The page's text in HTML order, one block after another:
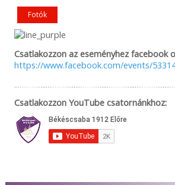
Fotók
Csatlakozzon az eseményhez facebook
https://www.facebook.com/events/
Csatlakozzon YouTube csatornánkhoz: